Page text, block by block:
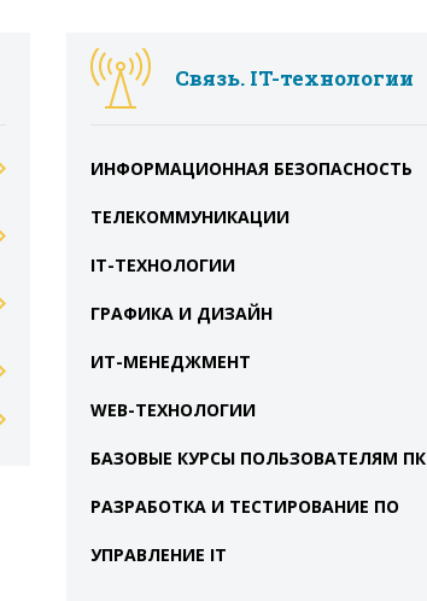
Связь. IT-технологии
ИНФОРМАЦИОННАЯ БЕЗОПАСНОСТЬ
ТЕЛЕКОММУНИКАЦИИ
IT-ТЕХНОЛОГИИ
ГРАФИКА И ДИЗАЙН
ИТ-МЕНЕДЖМЕНТ
WEB-ТЕХНОЛОГИИ
БАЗОВЫЕ КУРСЫ ПОЛЬЗОВАТЕЛЯМ ПК
РАЗРАБОТКА И ТЕСТИРОВАНИЕ ПО
УПРАВЛЕНИЕ IT